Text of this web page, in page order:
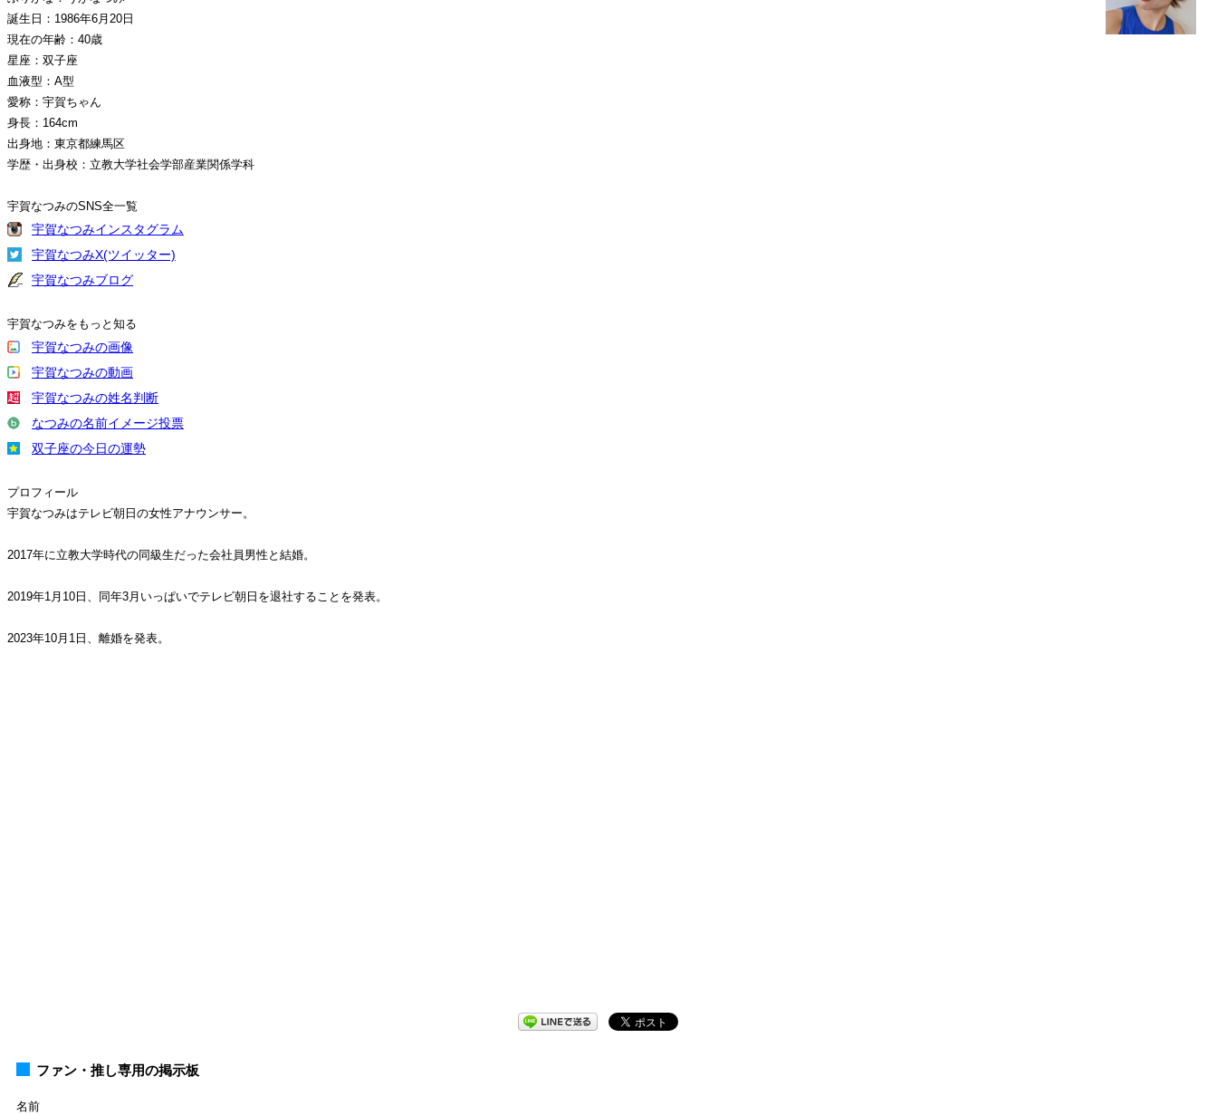
誕生日：1986年6月20日
現在の年齢：40歳
星座：双子座
血液型：A型
愛称：宇賀ちゃん
身長：164cm
出身地：東京都練馬区
学歴・出身校：立教大学社会学部産業関係学科
宇賀なつみのSNS全一覧
宇賀なつみインスタグラム
宇賀なつみX(ツイッター)
宇賀なつみブログ
宇賀なつみをもっと知る
宇賀なつみの画像
宇賀なつみの動画
宇賀なつみの姓名判断
なつみの名前イメージ投票
双子座の今日の運勢
プロフィール
宇賀なつみはテレビ朝日の女性アナウンサー。
2017年に立教大学時代の同級生だった会社員男性と結婚。
2019年1月10日、同年3月いっぱいでテレビ朝日を退社することを発表。
2023年10月1日、離婚を発表。
ファン・推し専用の掲示板
名前